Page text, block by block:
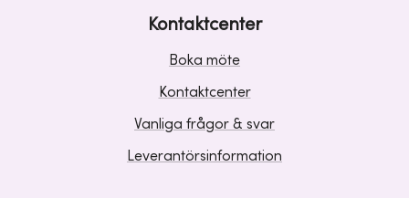
Kontaktcenter
Boka möte
Kontaktcenter
Vanliga frågor & svar
Leverantörsinformation